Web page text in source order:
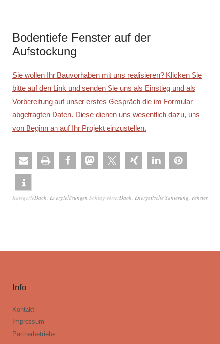
Bodentiefe Fenster auf der
Aufstockung
Sie wollen Ihr Bauvorhaben mit uns realisieren? Klicken Sie
bitte auf den Link und senden Sie uns als Einstieg und als
Vorbereitung auf unser erstes Gespräch die im Formular
abgefragten Daten. Diese dienen uns wesentlich dazu, uns
von Beginn an auf Ihr Projekt einzustellen.
KategorieDach Energielösungen SchlagwörterDach Energetische Sanierung Fenster
Info
Kontakt
Impressum
Partnerbetriebe